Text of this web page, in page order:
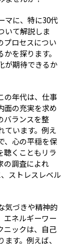
マに、特に30代
いて解説しま
プロセスについ
を探ります。
が期待できるか
の年代は、仕事
面の充実を求め
バランスを整
ています。例え
、心の平穏を保
聴くこともリラ
の調査によれ
ストレスレベル
気づきや精神的
エネルギーワー
ニックは、自己
す。例えば、